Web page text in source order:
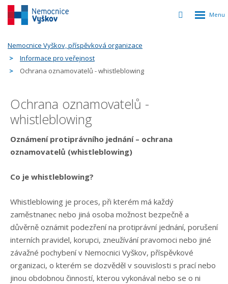
Vyhledávání
Rozbalení
Nemocnice Vyškov, příspěvková organizace
Informace pro veřejnost
Ochrana oznamovatelů - whistleblowing
Ochrana oznamovatelů -
whistleblowing
Oznámení protiprávního jednání – ochrana
oznamovatelů (whistleblowing)
Co je whistleblowing?
Whistleblowing je proces, při kterém má každý
zaměstnanec nebo jiná osoba možnost bezpečně a
důvěrně oznámit podezření na protiprávní jednání, porušení
interních pravidel, korupci, zneužívání pravomoci nebo jiné
závažné pochybení v Nemocnici Vyškov, příspěvkové
organizaci, o kterém se dozvěděl v souvislosti s prací nebo
jinou obdobnou činností, kterou vykonával nebo se o ni